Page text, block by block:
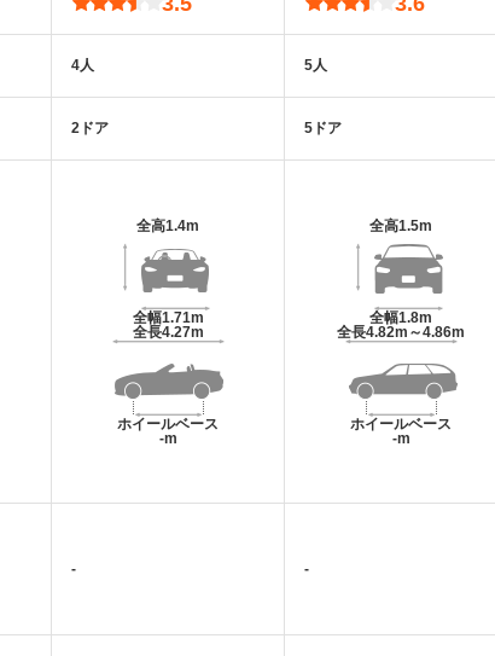
4人
2ドア
全高1.4m
全幅1.71m
全長4.27m
ホイールベース
-m
-
5人
5ドア
全高1.5m
全幅1.8m
全長4.82m～4.86m
ホイールベース
-m
-